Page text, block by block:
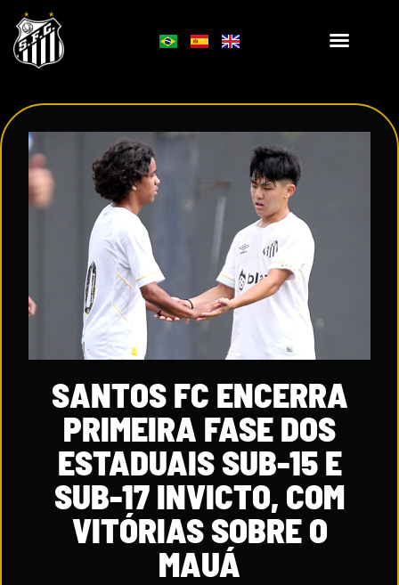
SANTOS FC ENCERRA
PRIMEIRA FASE DOS
ESTADUAIS SUB-15 E
SUB-17 INVICTO, COM
VITÓRIAS SOBRE O
MAUÁ